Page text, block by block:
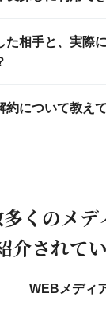
た相手と、実際
約について教え
くのメデ
介されて
WEBメディ